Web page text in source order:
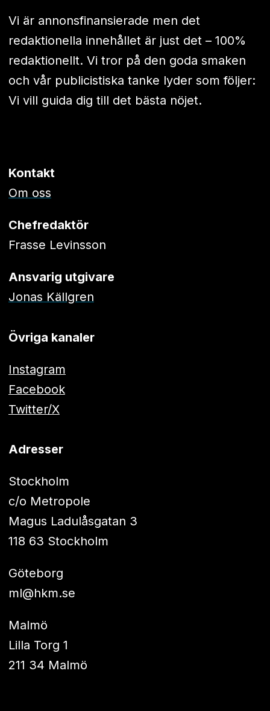
Vi är annonsfinansierade men det
redaktionella innehållet är just det – 100%
redaktionellt. Vi tror på den goda smaken
och vår publicistiska tanke lyder som följer:
Vi vill guida dig till det bästa nöjet.
Kontakt
Om oss
Chefredaktör
Frasse Levinsson
Ansvarig utgivare
Jonas Källgren
Övriga kanaler
Instagram
Facebook
Twitter/X
Adresser
Stockholm
c/o Metropole
Magus Ladulåsgatan 3
118 63 Stockholm
Göteborg
ml@hkm.se
Malmö
Lilla Torg 1
211 34 Malmö